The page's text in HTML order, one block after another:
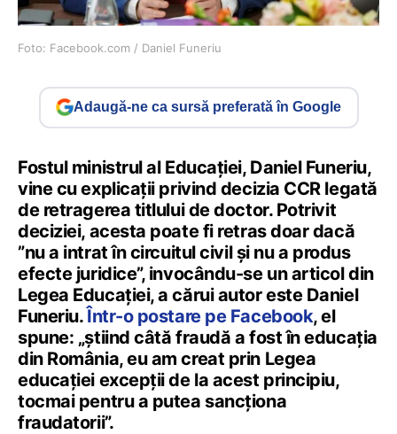
Foto: Facebook.com / Daniel Funeriu
Adaugă-ne ca sursă preferată în Google
Fostul ministrul al Educației, Daniel Funeriu,
vine cu explicații privind decizia CCR legată
de retragerea titlului de doctor. Potrivit
deciziei, acesta poate fi retras doar dacă
”nu a intrat în circuitul civil și nu a produs
efecte juridice”, invocându-se un articol din
Legea Educației, a cărui autor este Daniel
Funeriu.Într-o postare pe Facebook, el
spune: „știind câtă fraudă a fost în educația
din România, eu am creat prin Legea
educației excepții de la acest principiu,
tocmai pentru a putea sancționa
fraudatorii”.